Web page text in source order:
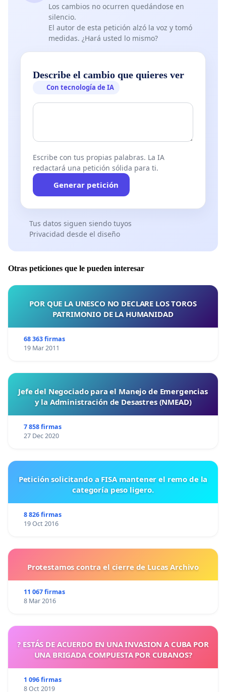
Los cambios no ocurren quedándose en
silencio.
El autor de esta petición alzó la voz y tomó
medidas. ¿Hará usted lo mismo?
Describe el cambio que quieres ver
Con tecnología de IA
Escribe con tus propias palabras. La IA
redactará una petición sólida para ti.
Generar petición
Tus datos siguen siendo tuyos
Privacidad desde el diseño
Otras peticiones que le pueden interesar
POR QUE LA UNESCO NO DECLARE LOS TOROS
PATRIMONIO DE LA HUMANIDAD
68 363 firmas
19 Mar 2011
Jefe del Negociado para el Manejo de Emergencias
y la Administración de Desastres (NMEAD)
7 858 firmas
27 Dec 2020
Petición solicitando a FISA mantener el remo de la
categoría peso ligero.
8 826 firmas
19 Oct 2016
Protestamos contra el cierre de Lucas Archivo
11 067 firmas
8 Mar 2016
? ESTÁS DE ACUERDO EN UNA INVASION A CUBA POR
UNA BRIGADA COMPUESTA POR CUBANOS?
1 096 firmas
8 Oct 2019